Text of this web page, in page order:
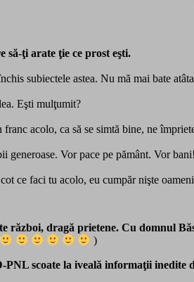
să-ţi arate ţie ce prost eşti.
subiectele astea. Nu mă mai bate
Eşti mulţumit?
acolo, ca să se simtă bine, ne
generoase. Vor pace pe pământ. Vor bani!
ce faci tu acolo, eu cumpăr nişte
război, dragă prietene. Cu domnul
)
scoate la iveală informaţii